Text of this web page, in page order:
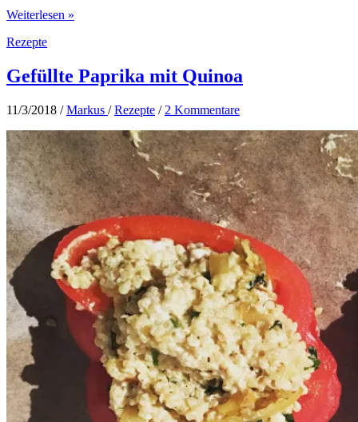
Kaiserschmarrn
So
Weiterlesen »
Rezepte
Gefüllte Paprika mit Quinoa
11/3/2018 /Markus /Rezepte / 2 Kommentare